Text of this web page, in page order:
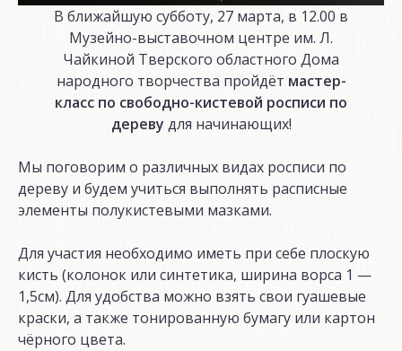
В ближайшую субботу, 27 марта, в 12.00 в
Музейно-выставочном центре им. Л.
Чайкиной Тверского областного Дома
народного творчества пройдёт мастер-
класс по свободно-кистевой росписи по
дереву для начинающих!
Мы поговорим о различных видах росписи по
дереву и будем учиться выполнять расписные
элементы полукистевыми мазками.
Для участия необходимо иметь при себе плоскую
кисть (колонок или синтетика, ширина ворса 1 —
1,5см). Для удобства можно взять свои гуашевые
краски, а также тонированную бумагу или картон
чёрного цвета.